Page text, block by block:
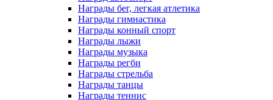
Награды бег, легкая атлетика
Награды гимнастика
Награды конный спорт
Награды лыжи
Награды музыка
Награды регби
Награды стрельба
Награды танцы
Награды теннис